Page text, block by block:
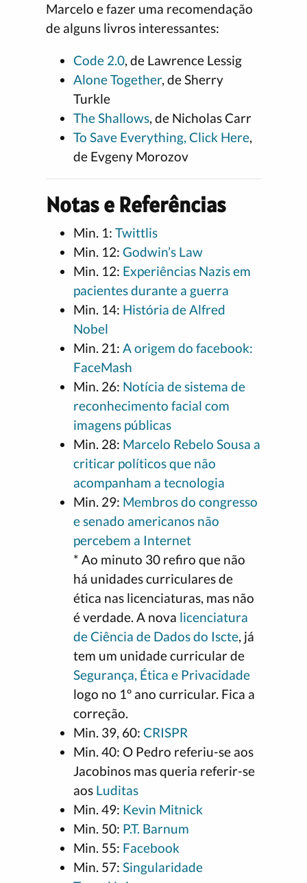
Marcelo e fazer uma recomendação
de alguns livros interessantes:
Code 2.0, de Lawrence Lessig
Alone Together, de Sherry
Turkle
The Shallows, de Nicholas Carr
To Save Everything, Click Here,
de Evgeny Morozov
Notas e Referências
Min. 1:Twittlis
Min. 12:Godwin’s Law
Min. 12: Experiências Nazis em
pacientes durante a guerra
Min. 14: História de Alfred
Nobel
Min. 21:A origem do facebook:
FaceMash
Min. 26: Notícia de sistema de
reconhecimento facial com
imagens públicas
Min. 28: Marcelo Rebelo Sousa a
criticar políticos que não
acompanham a tecnologia
Min. 29: Membros do congresso
e senado americanos não
percebem a Internet
* Ao minuto 30 refiro que não
há unidades curriculares de
ética nas licenciaturas, mas não
é verdade. A nova licenciatura
de Ciência de Dados do Iscte, já
tem um unidade curricular de
Segurança, Ética e Privacidade
logo no 1º ano curricular. Fica a
correção.
Min. 39, 60:CRISPR
Min. 40: O Pedro referiu-se aos
Jacobinos mas queria referir-se
aos Luditas
Min. 49: Kevin Mitnick
Min. 50: P.T. Barnum
Min. 55: Facebook
Min. 57:Singularidade